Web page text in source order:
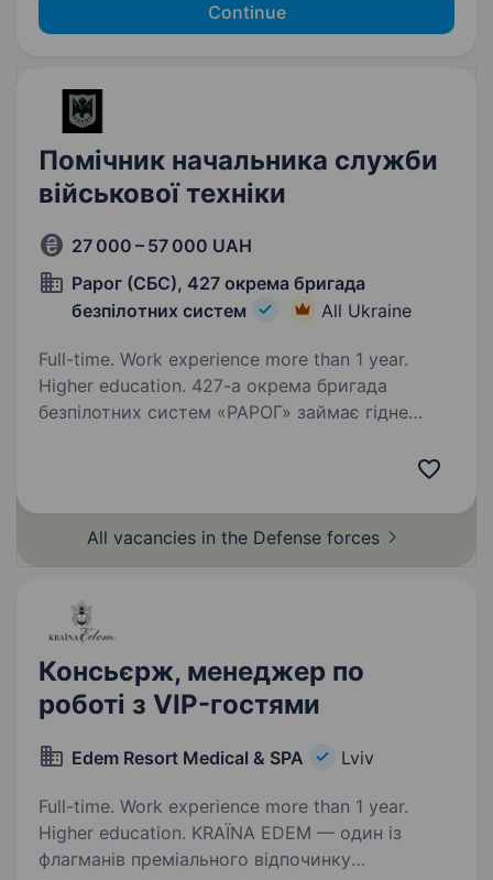
Continue
Помічник начальника служби
військової техніки
27 000 – 57 000 UAH
Рарог (СБС), 427 окрема бригада
безпілотних систем
All Ukraine
Full-time. Work experience more than 1 year.
Higher education. 427-а окрема бригада
безпілотних систем «РАРОГ» займає гідне
Збройних Сил України за кількістю знищеної
Бригада розвивається та створює…
All vacancies in the Defense forces
Консьєрж, менеджер по
роботі з VIP-гостями
Edem Resort Medical & SPA Lviv
Full-time. Work experience more than 1 year.
Higher education. KRAЇNA EDEM — один із
флагманів преміального відпочинку